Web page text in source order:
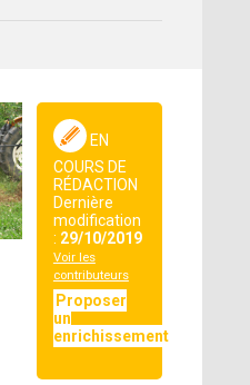
EN
COURS DE
RÉDACTION
Dernière
modification
: 29/10/2019
Voir les
contributeurs
Proposer
un
enrichissement